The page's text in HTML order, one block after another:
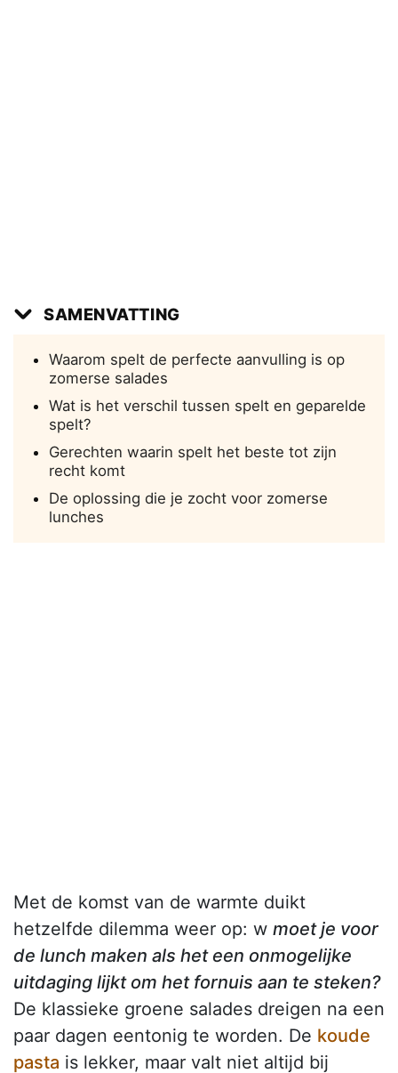
SAMENVATTING
Waarom spelt de perfecte aanvulling is op
zomerse salades
Wat is het verschil tussen spelt en geparelde
spelt?
Gerechten waarin spelt het beste tot zijn
recht komt
De oplossing die je zocht voor zomerse
lunches
Met de komst van de warmte duikt
hetzelfde dilemma weer op: w moet je voor
de lunch maken als het een onmogelijke
uitdaging lijkt om het fornuis aan te steken?
De klassieke groene salades dreigen na een
paar dagen eentonig te worden. De koude
pasta is lekker, maar valt niet altijd bij